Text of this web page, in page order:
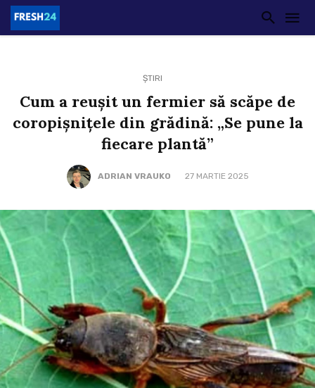
ȘTIRI
Cum a reușit un fermier să scăpe de
coropișnițele din grădină: „Se pune la
fiecare plantă”
ADRIAN VRAUKO 27 MARTIE 2025